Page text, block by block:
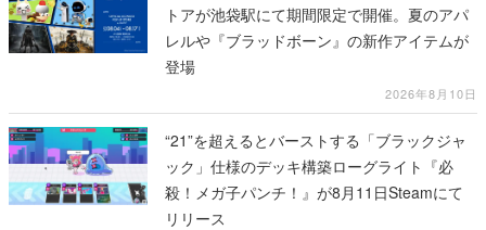
トアが池袋駅にて期間限定で開催。夏のアパ
レルや『ブラッドボーン』の新作アイテムが
登場
2026年8月10日
“21”を超えるとバーストする「ブラックジャ
ック」仕様のデッキ構築ローグライト『必
殺！メガ子パンチ！』が8月11日Steamにて
リリース